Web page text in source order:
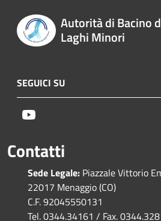
Autorità di Bacino
Laghi Minori
SEGUICI SU
Contatti
Sede Legale: Piazzale Vittorio
22017 Menaggio (CO)
C.F. 92045550131
Tel. 0344.34161 / Fax.